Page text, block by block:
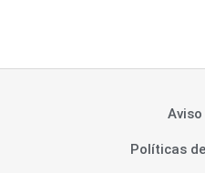
Aviso
Políticas